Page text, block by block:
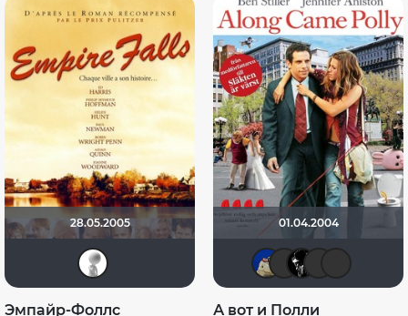
28.05.2005
~ Aleksandr ~
Эмпайр-Фоллс
01.04.2004
А вот и Полли